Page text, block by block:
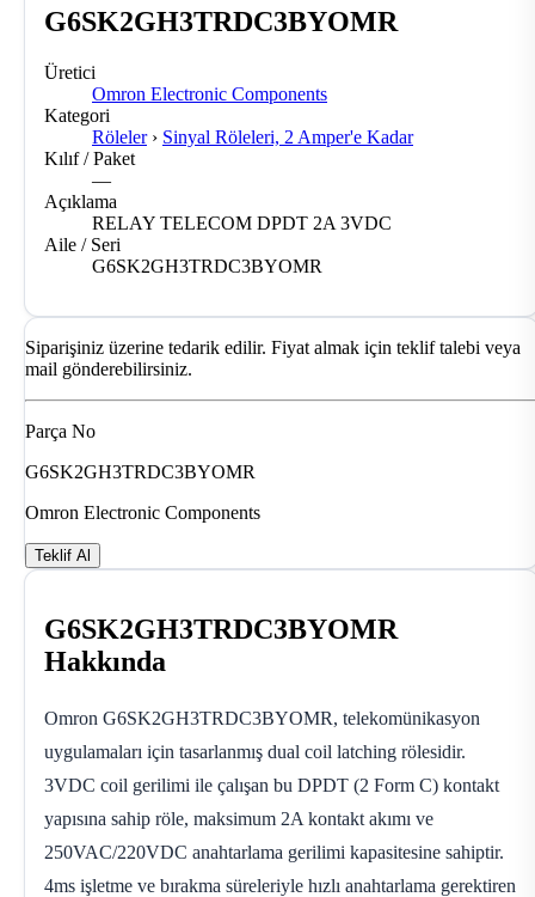
G6SK2GH3TRDC3BYOMR
Üretici
Omron Electronic Components
Kategori
Röleler › Sinyal Röleleri, 2 Amper'e Kadar
Kılıf / Paket
—
Açıklama
RELAY TELECOM DPDT 2A 3VDC
Aile / Seri
G6SK2GH3TRDC3BYOMR
Siparişiniz üzerine tedarik edilir. Fiyat almak için teklif talebi veya
mail gönderebilirsiniz.
Parça No
G6SK2GH3TRDC3BYOMR
Omron Electronic Components
Teklif Al
G6SK2GH3TRDC3BYOMR
Hakkında
Omron G6SK2GH3TRDC3BYOMR, telekomünikasyon
uygulamaları için tasarlanmış dual coil latching rölesidir.
3VDC coil gerilimi ile çalışan bu DPDT (2 Form C) kontakt
yapısına sahip röle, maksimum 2A kontakt akımı ve
250VAC/220VDC anahtarlama gerilimi kapasitesine sahiptir.
4ms işletme ve bırakma süreleriyle hızlı anahtarlama gerektiren